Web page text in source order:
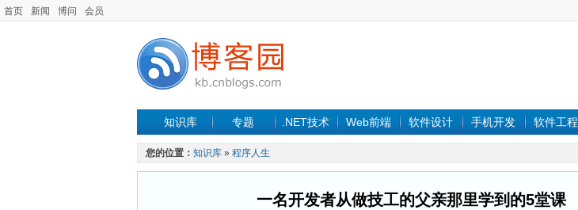
首页 新闻 博问 会员
知识库 专题 .NET技术 Web前端 软件设计 手机开发 软件工程
您的位置： 知识库 » 程序人生
一名开发者从做技工的父亲那里学到的5堂课